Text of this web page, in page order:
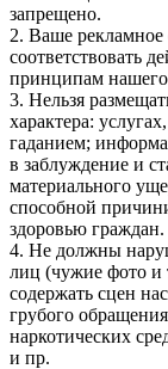
запрещено.
2. Ваше
соответствовать
принципам
3. Нельзя
характера:
гаданием;
в заблуждение и
материального
способной
здоровью граждан.
4. Не должны
лиц (чужие фото и
содержать сцен
грубого
наркотических
и пр.